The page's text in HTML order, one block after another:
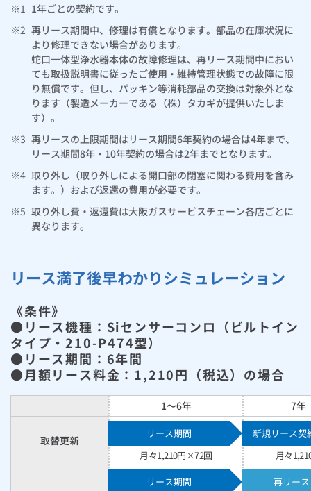
※1 1年ごとの契約です。
※2 再リース期間中、修理は有償となります。部品の在庫状況に
より修理できない場合があります。
蛇口一体型浄水器本体の故障修理は、再リース期間中におい
ても取扱説明書に従ったご使用・維持管理状態での故障に限
り無償です。但し、パッキン等消耗部品の交換は対象外とな
ります（製造メーカーである（株）タカギが提供いたしま
す）。
※3 再リースの上限期間はリース期間6年契約の場合は4年まで、
リース期間8年・10年契約の場合は2年までとなります。
※4 取り外し（取り外しによる開口部の閉塞に関わる費用を含み
ます。）および返還の費用が必要です。
※5 取り外し費・返還費は大阪ガスサービスチェーン各店ごとに
異なります。
リース満了後早わかりシミュレーション
《条件》
●リース機種：Siセンサーコンロ（ビルトイン
タイプ・210-P474型）
●リース期間：6年間
●月額リース料金： 1,210円（税込）の場合
1～6年 7年
取替更新
リース期間
月々1,210円×72回
新規リース契
月々
リース期間
再リース